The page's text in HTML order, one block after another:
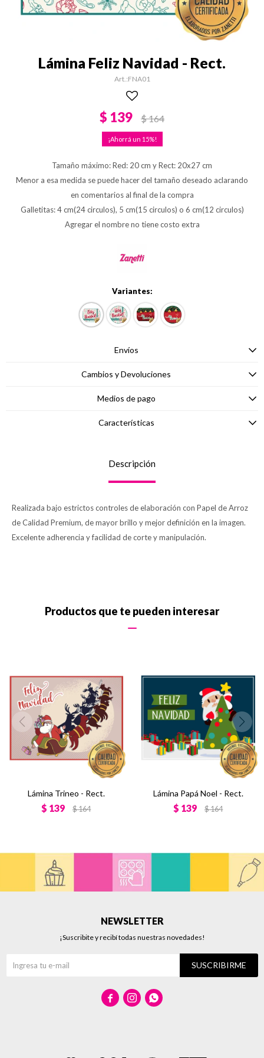
Lámina Feliz Navidad - Rect.
FNA01
$ 139 $164
15
Tamaño máximo: Red: 20 cm y Rect: 20x27 cm
Menor a esa medida se puede hacer del tamaño deseado aclarando
en comentarios al final de la compra
Galletitas: 4 cm(24 circulos), 5 cm(15 circulos) o 6 cm(12 circulos)
Agregar el nombre no tiene costo extra
Variantes:
Envíos
Cambios y Devoluciones
Medios de pago
Características
Descripción
Realizada bajo estrictos controles de elaboración con Papel de Arroz
de Calidad Premium, de mayor brillo y mejor definición en la imagen.
Excelente adherencia y facilidad de corte y manipulación.
Productos que te pueden interesar
Lámina Trineo - Rect.
$ 139 $164
Lámina Papá Noel - Rect.
$ 139 $164
NEWSLETTER
¡Suscribite y recibí todas nuestras novedades!
SUSCRIBIRME
  